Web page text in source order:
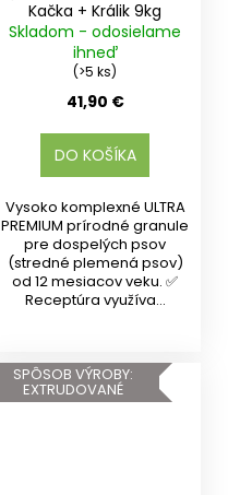
Kačka + Králik 9kg
Skladom - odosielame
ihneď
(>5 ks)
41,90 €
DO KOŠÍKA
Vysoko komplexné ULTRA
PREMIUM prírodné granule
pre dospelých psov
(stredné plemená psov)
od 12 mesiacov veku. ✅
Receptúra využíva...
SPÔSOB VÝROBY:
EXTRUDOVANÉ